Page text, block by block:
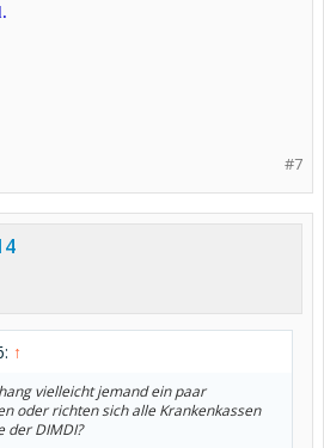
#7
↑
vielleicht jemand ein paar
oder richten sich alle Krankenkassen
der DIMDI?